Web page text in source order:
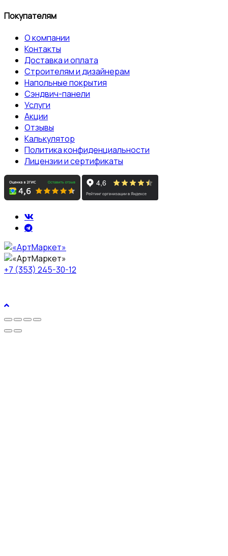
Покупателям
О компании
Контакты
Доставка и оплата
Строителям и дизайнерам
Напольные покрытия
Сэндвич-панели
Услуги
Акции
Отзывы
Калькулятор
Политика конфиденциальности
Лицензии и сертификаты
+7 (353) 245-30-12